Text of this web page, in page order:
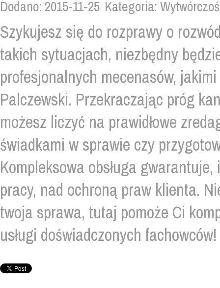
Dodano: 2015-11-25 Kategoria:
Szykujesz się do rozprawy o
takich sytuacjach, niezbędny
profesjonalnych mecenasów,
Palczewski. Przekraczając próg
możesz liczyć na prawidłowe
świadkami w sprawie czy
Kompleksowa obsługa
pracy, nad ochroną praw klienta.
twoja sprawa, tutaj pomoże Ci
usługi doświadczonych fachowców!